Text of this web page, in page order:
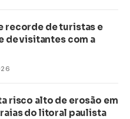
recorde de turistas e
de visitantes com a
risco alto de erosão em
do litoral paulista